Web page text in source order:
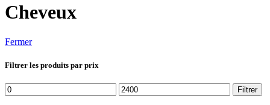
Cheveux
Fermer
Filtrer les produits par prix
Prix
min
Prix
max
Filtrer